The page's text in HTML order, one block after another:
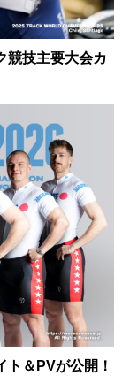
競技主要大会カ
ト＆PVが公開！